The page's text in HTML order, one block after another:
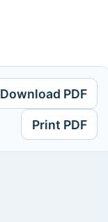
Download PDF
Print PDF